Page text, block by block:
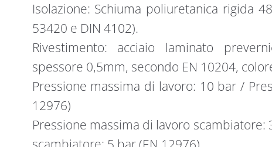
Isolazione: Schiuma poliuretanica rigida
53420 e DIN 4102).
Rivestimento: acciaio laminato
spessore 0,5mm, secondo EN 10204,
Pressione massima di lavoro: 10 bar /
12976)
Pressione massima di lavoro